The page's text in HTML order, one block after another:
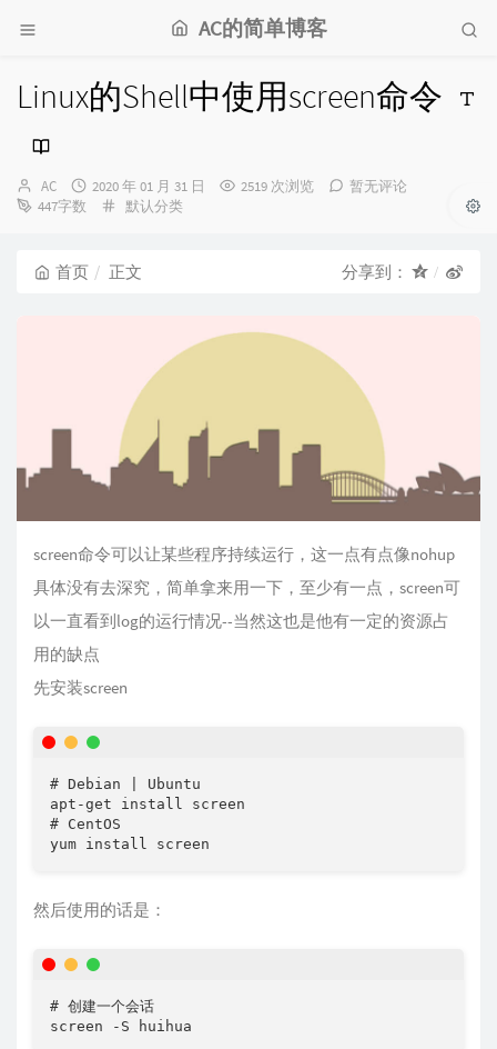
AC的简单博客
Linux的Shell中使用screen命令
博
主：
AC
发
布
2020 年 01 月 31 日 2519 次浏览
暂无评论
447字数
分
默认分类
首页 正文 分享到：
screen命令可以让某些程序持续运行，这一点有点像nohup
具体没有去深究，简单拿来用一下，至少有一点，screen可
以一直看到log的运行情况--当然这也是他有一定的资源占
用的缺点
先安装screen
# Debian | Ubuntu
apt-get install screen
# CentOS
yum install screen
然后使用的话是：
# 创建一个会话
screen -S huihua